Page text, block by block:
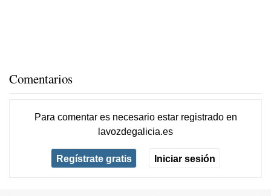
Comentarios
Para comentar es necesario estar registradoen
lavozdegalicia.es
Regístrate gratis Iniciar sesión